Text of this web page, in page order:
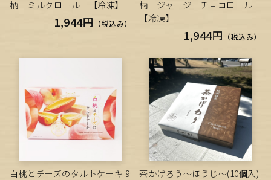
柄 ミルクロール 【冷凍】
1,944円 （税込み）
柄 ジャージーチョコロール
【冷凍】
1,944円 （税込み）
白桃とチーズのタルトケーキ 9
茶かげろう～ほうじ～(10個入)